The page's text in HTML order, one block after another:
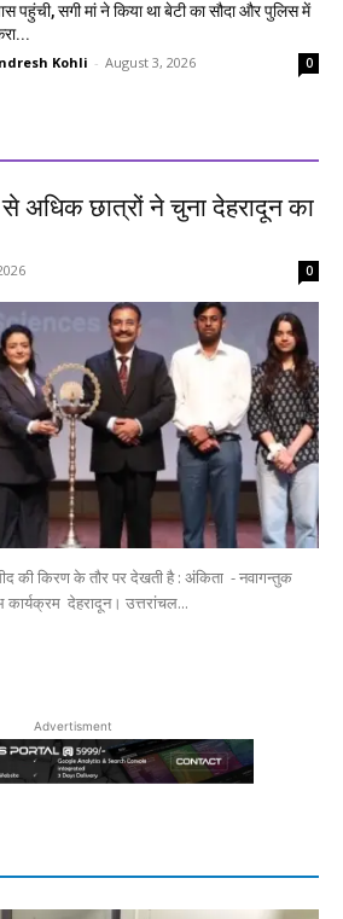
पहुंची, सगी मां ने किया था बेटी का सौदा और पुलिस में
Kohli - August 3, 2026 0
अधिक छात्रों ने चुना देहरादून का
0
की किरण के तौर पर देखती है : अंकिता - नवागन्तुक
कार्यक्रम देहरादून। उत्तरांचल...
Advertisment